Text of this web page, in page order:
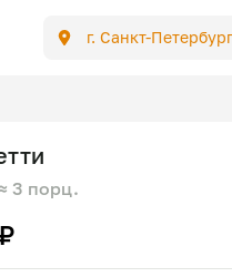
г. Санкт-
≈ 3 порц.